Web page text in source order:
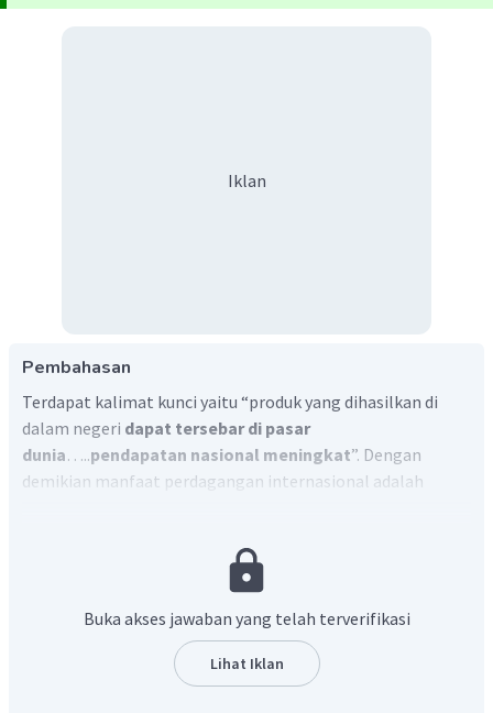
Iklan
Pembahasan
Terdapat kalimat kunci yaitu “produk yang dihasilkan di
dalam negeri dapat tersebar di pasar
dunia…..pendapatan nasional meningkat”. Dengan
demikian manfaat perdagangan internasional adalah
Buka akses jawaban yang telah terverifikasi
Lihat Iklan